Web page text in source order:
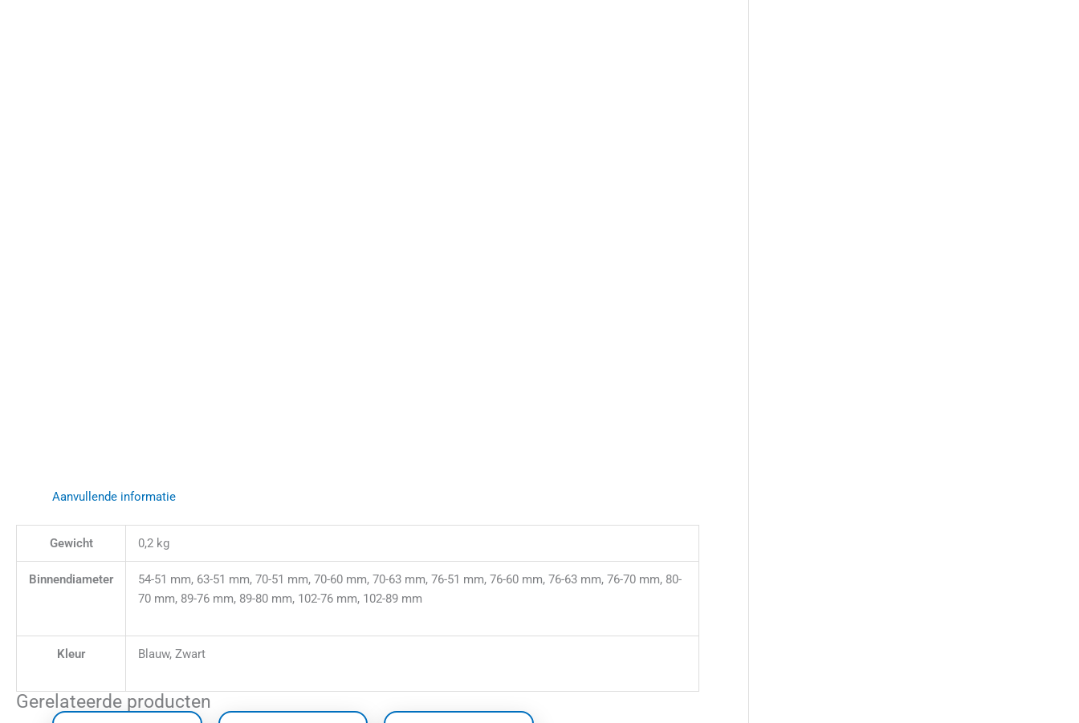
Aanvullende informatie
Gewicht 0,2 kg
Binnendiameter
54-51 mm, 63-51 mm, 70-51 mm, 70-60 mm, 70-63 mm, 76-51 mm, 76-60 mm, 76-63 mm, 76-70 mm, 80-
70 mm, 89-76 mm, 89-80 mm, 102-76 mm, 102-89 mm
Kleur Blauw, Zwart
Gerelateerde producten
Prijsklasse: Prijsklasse: Prijsklasse: